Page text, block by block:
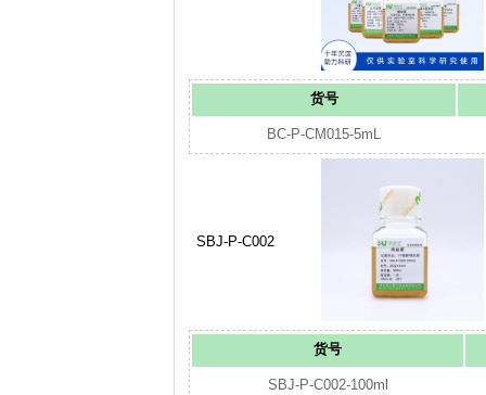
货号
BC-P-CM015-5mL
SBJ-P-C002
货号
SBJ-P-C002-100ml